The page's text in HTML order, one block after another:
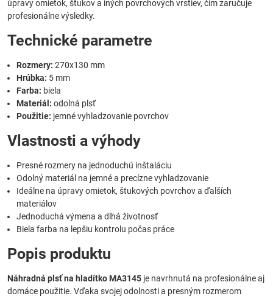
úpravy omietok, štukov a iných povrchových vrstiev, čím zaručuje
profesionálne výsledky.
Technické parametre
Rozmery: 270x130 mm
Hrúbka: 5 mm
Farba: biela
Materiál: odolná plsť
Použitie: jemné vyhladzovanie povrchov
Vlastnosti a výhody
Presné rozmery na jednoduchú inštaláciu
Odolný materiál na jemné a precízne vyhladzovanie
Ideálne na úpravy omietok, štukových povrchov a ďalších
materiálov
Jednoduchá výmena a dlhá životnosť
Biela farba na lepšiu kontrolu počas práce
Popis produktu
Náhradná plsť na hladítko MA3145 je navrhnutá na profesionálne aj
domáce použitie. Vďaka svojej odolnosti a presným rozmerom